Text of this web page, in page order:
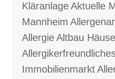
KläranlageAktuelle
Mannheim
AllergieAltbau
Immobilienmarkt